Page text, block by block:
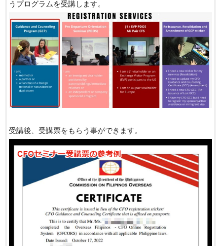
うプログラムを受講します。
受講後、受講票をもらう事ができます。